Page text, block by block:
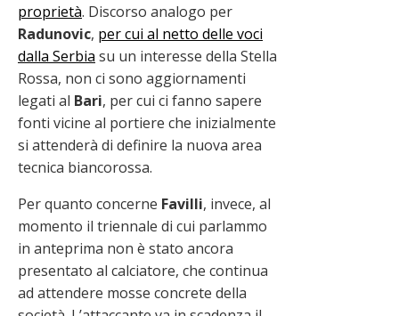
proprietà. Discorso analogo per
Radunovic, per cui al netto delle voci
dalla Serbia su un interesse della Stella
Rossa, non ci sono aggiornamenti
legati al Bari, per cui ci fanno sapere
fonti vicine al portiere che inizialmente
si attenderà di definire la nuova area
tecnica biancorossa.
Per quanto concerne Favilli, invece, al
momento il triennale di cui parlammo
in anteprima non è stato ancora
presentato al calciatore, che continua
ad attendere mosse concrete della